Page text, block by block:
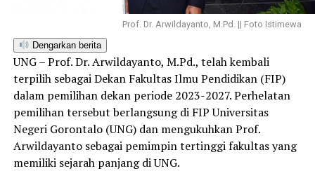
Prof. Dr. Arwildayanto, M.Pd. || Foto Istimewa
Dengarkan berita
UNG – Prof. Dr. Arwildayanto, M.Pd., telah kembali
terpilih sebagai Dekan Fakultas Ilmu Pendidikan (FIP)
dalam pemilihan dekan periode 2023-2027. Perhelatan
pemilihan tersebut berlangsung di FIP Universitas
Negeri Gorontalo (UNG) dan mengukuhkan Prof.
Arwildayanto sebagai pemimpin tertinggi fakultas yang
memiliki sejarah panjang di UNG.